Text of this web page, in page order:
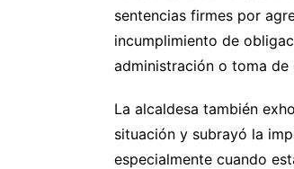
sentencias firmes por
incumplimiento de
administración o toma
La alcaldesa también
situación y subrayó la
especialmente cuando